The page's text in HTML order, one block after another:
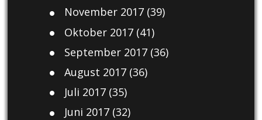
November 2017(39)
Oktober 2017(41)
September 2017(36)
August 2017(36)
Juli 2017(35)
Juni 2017(32)